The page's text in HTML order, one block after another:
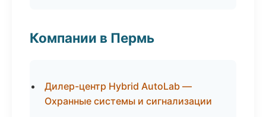
Компании в Пермь
Дилер-центр Hybrid AutoLab —
Охранные системы и сигнализации